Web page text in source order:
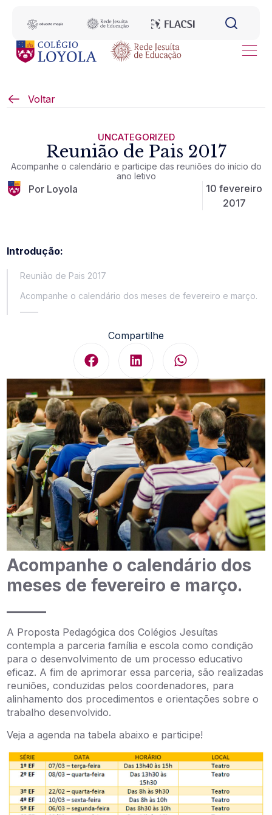
Voltar
UNCATEGORIZED
Reunião de Pais 2017
Acompanhe o calendário e participe das reuniões do início do
ano letivo
Por Loyola
10 fevereiro
2017
Introdução:
Reunião de Pais 2017
Acompanhe o calendário dos meses de fevereiro e março.
Compartilhe
Acompanhe o calendário dos
meses de fevereiro e março.
_____
A Proposta Pedagógica dos Colégios Jesuítas
contempla a parceria família e escola como condição
para o desenvolvimento de um processo educativo
eficaz. A fim de aprimorar essa parceria, são realizadas
reuniões, conduzidas pelos coordenadores, para
alinhamento dos procedimentos e orientações sobre o
trabalho desenvolvido.
Veja a agenda na tabela abaixo e participe!